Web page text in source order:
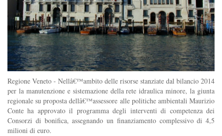
Regione Veneto - Nellâ€™ambito delle risorse stanziate dal bilancio 2014
per la manutenzione e sistemazione della rete idraulica minore, la giunta
regionale su proposta dellâ€™assessore alle politiche ambientali Maurizio
Conte ha approvato il programma degli interventi di competenza dei
Consorzi di bonifica, assegnando un finanziamento complessivo di 4,5
milioni di euro.